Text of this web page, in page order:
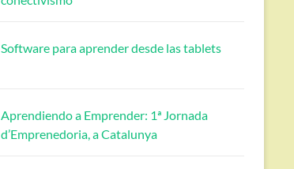
Software para aprender desde las tablets
Aprendiendo a Emprender: 1ª Jornada
d’Emprenedoria, a Catalunya